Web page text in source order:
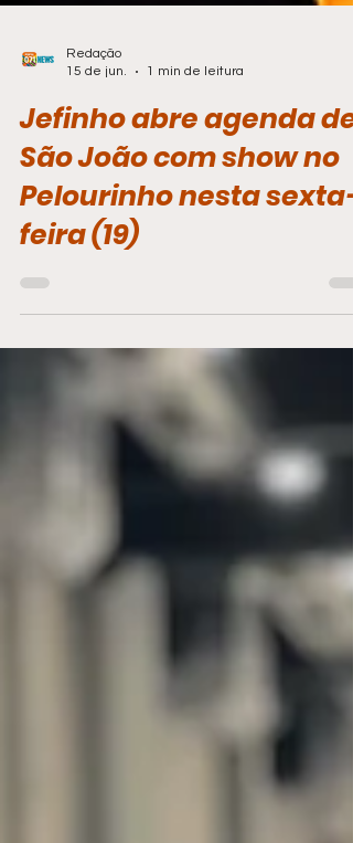
Redação
15 de jun.
1 min de leitura
Jefinho abre agenda de
São João com show no
Pelourinho nesta sexta-